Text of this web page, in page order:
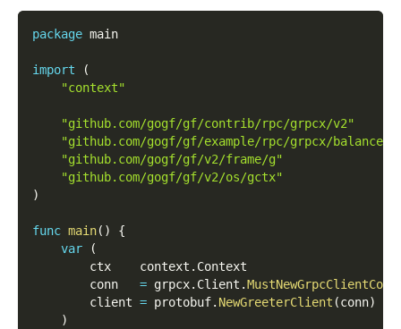
package main
import
(
"context"
"github.com/gogf/gf/contrib/rpc/grpcx/v2"
"github.com/gogf/gf/example/rpc/grpcx/
"github.com/gogf/gf/v2/frame/g"
"github.com/gogf/gf/v2/os/gctx"
)
func main( )
{
var
(
        ctx    context
. Context
        conn
= grpcx. Client .MustNewGrpcClientConn
        client
= protobuf. NewGreeterClient (conn)
)